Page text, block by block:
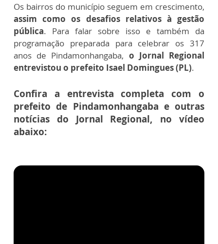
Os bairros do município seguem em crescimento,
assim como os desafios relativos à gestão
pública. Para falar sobre isso e também da
programação preparada para celebrar os 317
anos de Pindamonhangaba, o Jornal Regional
entrevistou o prefeito Isael Domingues (PL).
Confira a entrevista completa com o
prefeito de Pindamonhangaba e outras
notícias do Jornal Regional, no vídeo
abaixo: